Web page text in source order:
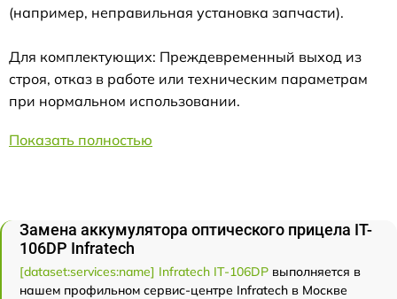
(например, неправильная установка запчасти).
Для комплектующих: Преждевременный выход из
строя, отказ в работе или техническим параметрам
при нормальном использовании.
Показать полностью
Замена аккумулятора оптического прицела IT-
106DP Infratech
[dataset:services:name] Infratech IT-106DP выполняется в
нашем профильном сервис-центре Infratech в Москве